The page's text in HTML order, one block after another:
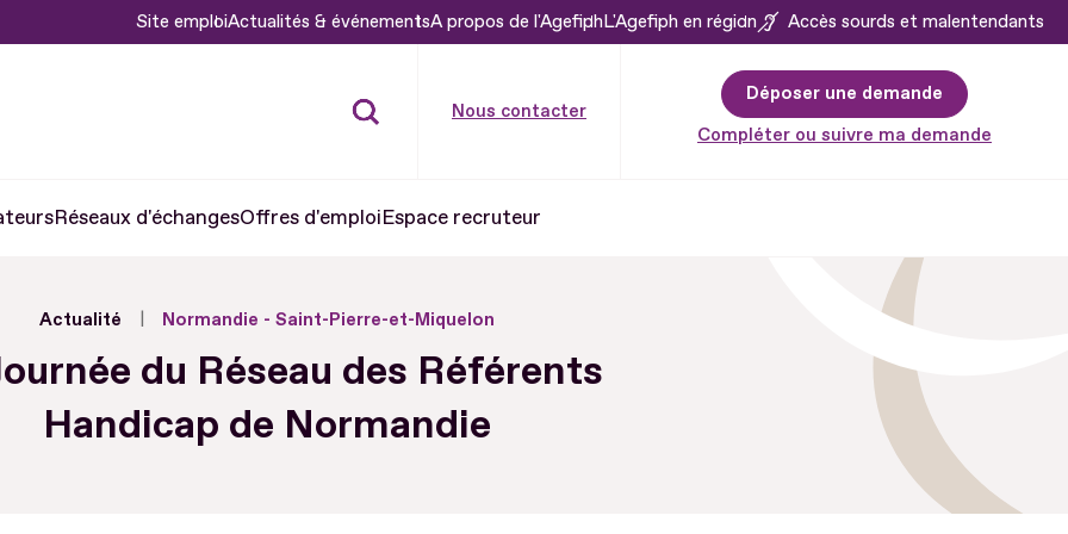
Site emploiActualités & événementsA propos de l'AgefiphL'Agefiph en région Accès sourds et malentendants
Nous contacter
Déposer une demande
Compléter ou suivre ma demande
Réseaux d'échangesOffres d'emploiEspace recruteur
Actualité Normandie - Saint-Pierre-et-Miquelon
du Réseau des Référents
Handicap de Normandie